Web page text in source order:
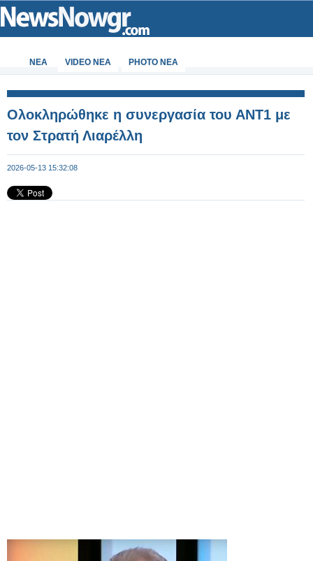
ΝΕΑ VIDEO NEA PHOTO NEA
Ολοκληρώθηκε η συνεργασία του ΑΝΤ1 με
τον Στρατή Λιαρέλλη
2026-05-13 15:32:08